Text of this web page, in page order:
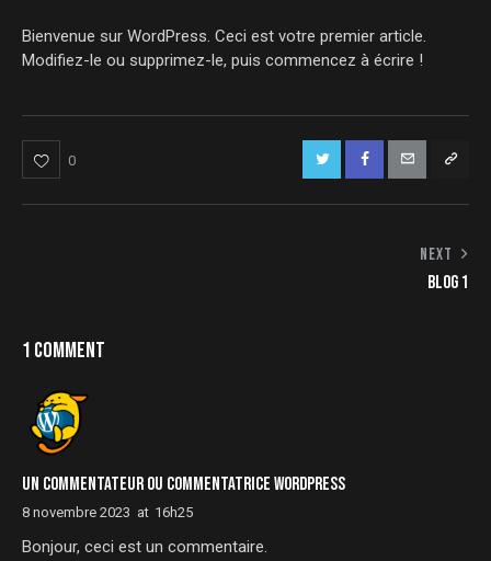
Bienvenue sur WordPress. Ceci est votre premier article.
Modifiez-le ou supprimez-le, puis commencez à écrire !
0
NEXT
BLOG 1
1 COMMENT
UN COMMENTATEUR OU COMMENTATRICE WORDPRESS
8 novembre 2023 at 16h25
Bonjour, ceci est un commentaire.